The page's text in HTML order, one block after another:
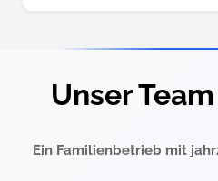
Unser
Ein Familienbetrieb mit